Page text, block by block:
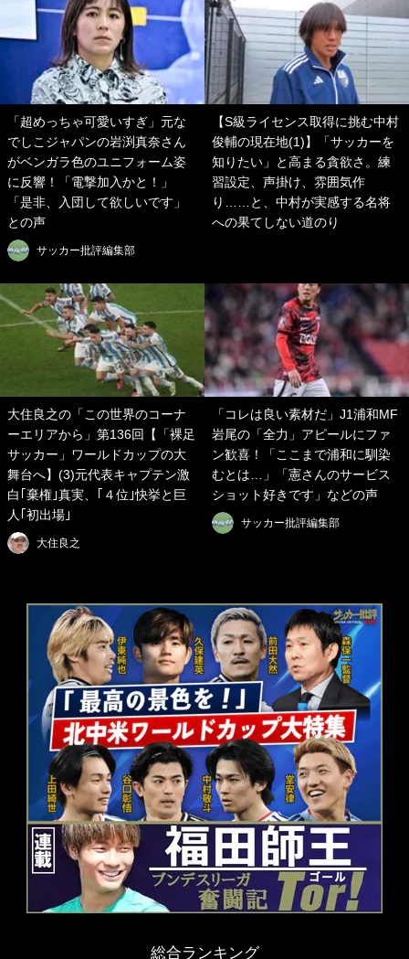
「超めっちゃ可愛いすぎ」元な
でしこジャパンの岩渕真奈さん
がベンガラ色のユニフォーム姿
に反響！「電撃加入かと！」
「是非、入団して欲しいです」
との声
サッカー批評編集部
【S級ライセンス取得に挑む中村
俊輔の現在地(1)】「サッカーを
知りたい」と高まる貪欲さ。練
習設定、声掛け、雰囲気作
り……と、中村が実感する名将
への果てしない道のり
大住良之の「この世界のコーナ
ーエリアから」第136回【「裸足
サッカー」ワールドカップの大
舞台へ】(3)元代表キャプテン激
白｢棄権｣真実、｢４位｣快挙と巨
人｢初出場｣
大住良之
「コレは良い素材だ」J1浦和MF
岩尾の「全力」アピールにファ
ン歓喜！「ここまで浦和に馴染
むとは…」「憲さんのサービス
ショット好きです」などの声
サッカー批評編集部
総合ランキング